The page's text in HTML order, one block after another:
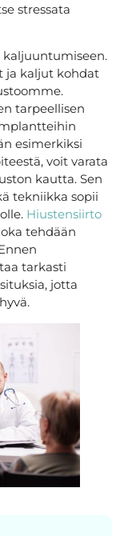
stressata
ja kaljut kohdat
tarpeellisen
esimerkiksi
voit varata
kautta. Sen
tekniikka sopii
Hiustensiirto
tehdään
tarkasti
jotta